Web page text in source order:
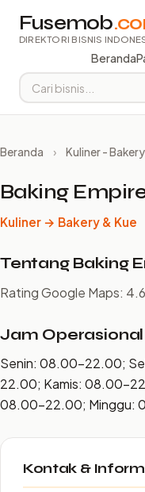
Fusemob
DIREKTORI BISNIS
Beranda
Beranda › Kuliner -
Baking
Kuliner → Bakery & Kue
Tentang Baking
Rating Google Maps:
Jam Operasional
Senin: 08.00–22.00;
22.00; Kamis:
08.00–22.00; Minggu:
Kontak &